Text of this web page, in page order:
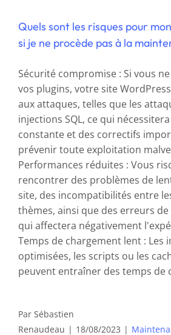
Quels sont les risques pour
si je ne procède pas à la
Sécurité compromise : Si vous
vos plugins, votre site
aux attaques, telles que les
injections SQL, ce qui
constante et des correctifs
prévenir toute exploitation
Performances réduites : Vous
rencontrer des problèmes de
site, des incompatibilités entre
thèmes, ainsi que des erreurs
qui affectera négativement
Temps de chargement lent : Les
optimisées, les scripts ou les
peuvent entraîner des temps de
Par Sébastien
Renaudeau | 18/08/2023 |